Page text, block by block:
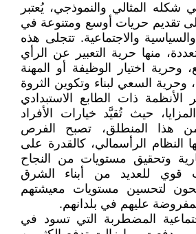
شكله المثالي والنموذجي، يُعتبر
تقديم حريات أوسع ومتنوعة في
والسياسية والاجتماعية. تتجلى هذه
منها حرية التعبير عن الرأي
اختيار الوظيفة أو المهنة
وحرية السعي لبناء وتكوين الثروة
الأنظمة ذات الطابع الاستبدادي
حيث تُقيَّد خيارات الأفراد
هذا المنطلق، تصبح الفرص
النظام الرأسمالي، كالقدرة على
وتحقيق مستويات من النجاح
قوي للعديد من أبناء الشرق
لتحسين مستويات معيشتهم
عليهم في بلدانهم.
المضطربة التي تسود في